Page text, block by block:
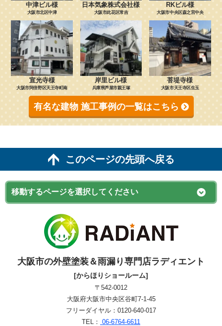
中津ビル様
大阪市北区中津
日本気象株式会社様
大阪市此花区常吉
RKビル様
大阪市中央区森之宮中央
宣光寺様
大阪市阿倍野区天王寺町南
岸里ビル様
兵庫県芦屋市親王塚
菩堤寺様
大阪市天王寺区生玉
有名な建物 施工事例の一覧はこちら
このページの先頭へ戻る
大阪市の外壁塗装＆雨漏り専門店ラディエント
[からほりショールーム]
〒542-0012
大阪府大阪市中央区谷町7-1-45
フリーダイヤル：0120-640-017
TEL： 06-6764-6611